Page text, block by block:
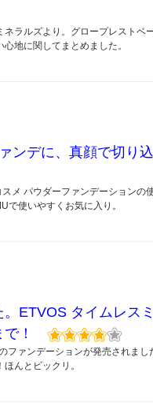
ラルズより。グロープレストベ
地に関してまとめました。
ンデに、真顔で切り
メ パウダーファンデーションの
で使いやすくお気に入り。
ETVOS タイムレス
！
ファンデーションが発売されまし
んとビックリ。